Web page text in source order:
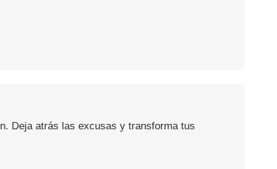
Deja atrás las excusas y transforma tus